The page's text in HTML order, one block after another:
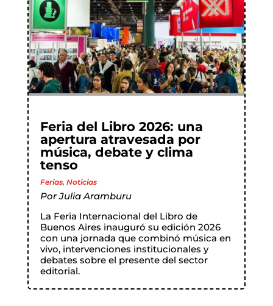
Feria del Libro 2026: una
apertura atravesada por
música, debate y clima
tenso
Ferias, Noticias
PorJulia Aramburu
La Feria Internacional del Libro de
Buenos Aires inauguró su edición 2026
con una jornada que combinó música en
vivo, intervenciones institucionales y
debates sobre el presente del sector
editorial.